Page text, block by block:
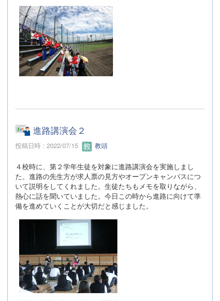
進路講演会２
投稿日時 : 2022/07/15 教頭
４校時に、第２学年生徒を対象に進路講演会を実施しまし
た。進路の先生方が求人票の見方やオープンキャンパスにつ
いて説明をしてくれました。生徒たちもメモを取りながら、
熱心に話を聞いていました。今日この時から進路に向けて準
備を進めていくことが大切だと感じました。